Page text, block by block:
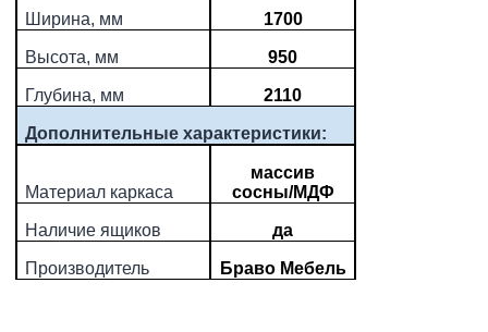
Ширина, мм 1700
Высота, мм 950
Глубина, мм 2110
Дополнительные характеристики:
Материал каркаса
массив
сосны/МДФ
Наличие ящиков да
Производитель Браво Мебель